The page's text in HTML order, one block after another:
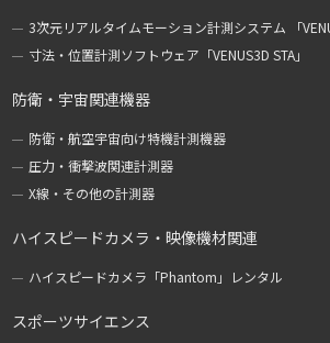
3次元リアルタイムモーション計測システム 「
寸法・位置計測ソフトウェア「VENUS3D STA」
防衛・宇宙関連機器
防衛・航空宇宙向け特機計測機器
圧力・衝撃波関連計測器
X線・その他の計測器
ハイスピードカメラ・映像機材関連
ハイスピードカメラ「Phantom」レンタル
スポーツサイエンス